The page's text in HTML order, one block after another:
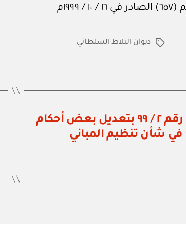
الوسومديوان البلاط السلطاني
بلدية مسقط: أمر محلي رقم ٢ / ٩٩ بتعديل بعض أحكام
الأمر المحلي رقم ٢٣ / ٩٢ في شأن تنظيم المباني